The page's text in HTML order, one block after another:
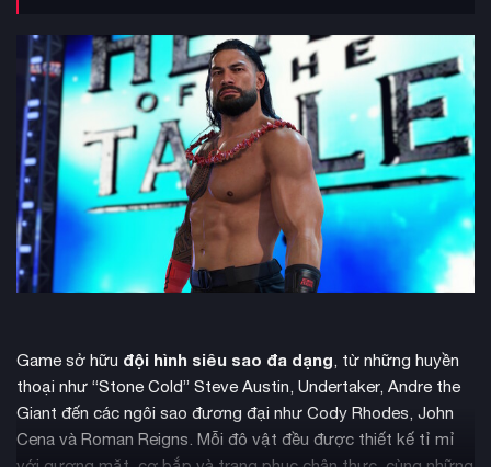
Game sở hữu đội hình siêu sao đa dạng, từ những huyền
thoại như “Stone Cold” Steve Austin, Undertaker, Andre the
Giant đến các ngôi sao đương đại như Cody Rhodes, John
Cena và Roman Reigns. Mỗi đô vật đều được thiết kế tỉ mỉ